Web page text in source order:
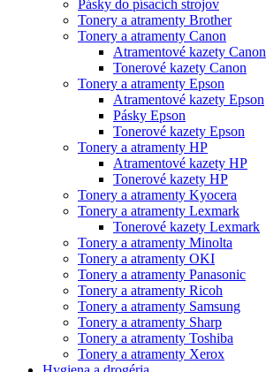
Pásky do písacích strojov
Tonery a atramenty Brother
Tonery a atramenty Canon
Atramentové kazety Canon
Tonerové kazety Canon
Tonery a atramenty Epson
Atramentové kazety Epson
Pásky Epson
Tonerové kazety Epson
Tonery a atramenty HP
Atramentové kazety HP
Tonerové kazety HP
Tonery a atramenty Kyocera
Tonery a atramenty Lexmark
Tonerové kazety Lexmark
Tonery a atramenty Minolta
Tonery a atramenty OKI
Tonery a atramenty Panasonic
Tonery a atramenty Ricoh
Tonery a atramenty Samsung
Tonery a atramenty Sharp
Tonery a atramenty Toshiba
Tonery a atramenty Xerox